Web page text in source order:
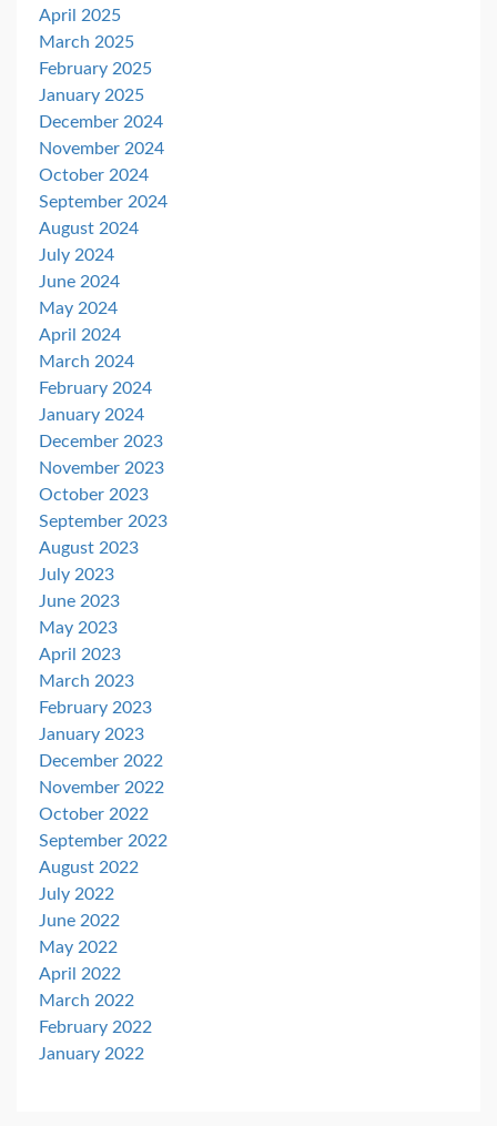
April 2025
March 2025
February 2025
January 2025
December 2024
November 2024
October 2024
September 2024
August 2024
July 2024
June 2024
May 2024
April 2024
March 2024
February 2024
January 2024
December 2023
November 2023
October 2023
September 2023
August 2023
July 2023
June 2023
May 2023
April 2023
March 2023
February 2023
January 2023
December 2022
November 2022
October 2022
September 2022
August 2022
July 2022
June 2022
May 2022
April 2022
March 2022
February 2022
January 2022